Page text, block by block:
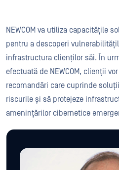
NEWCOM va utiliza capacitățile
pentru a descoperi
infrastructura clienților săi. În
efectuată de NEWCOM, clienții
recomandări care cuprinde soluții
riscurile și să protejeze
amenințărilor cibernetice